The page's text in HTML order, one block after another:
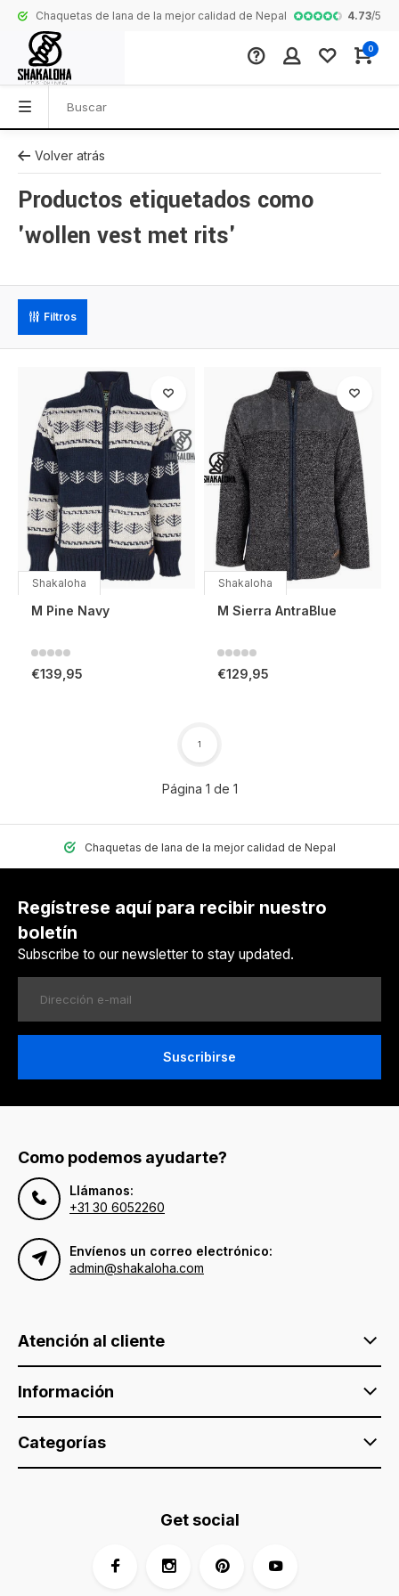
Chaquetas de lana de la mejor calidad de Nepal Colección
4.73/5
0
Volver atrás
Productos etiquetados como
'wollen vest met rits'
Filtros
Shakaloha
M Pine Navy
€139,95
Shakaloha
M Sierra AntraBlue
€129,95
Página 1 de 1
1
Chaquetas de lana de la mejor calidad de Nepal
Regístrese aquí para recibir nuestro
boletín
Subscribe to our newsletter to stay updated.
Suscribirse
Como podemos ayudarte?
Llámanos:
+31 30 6052260
Envíenos un correo electrónico:
admin@shakaloha.com
Atención al cliente
Información
Categorías
Get social